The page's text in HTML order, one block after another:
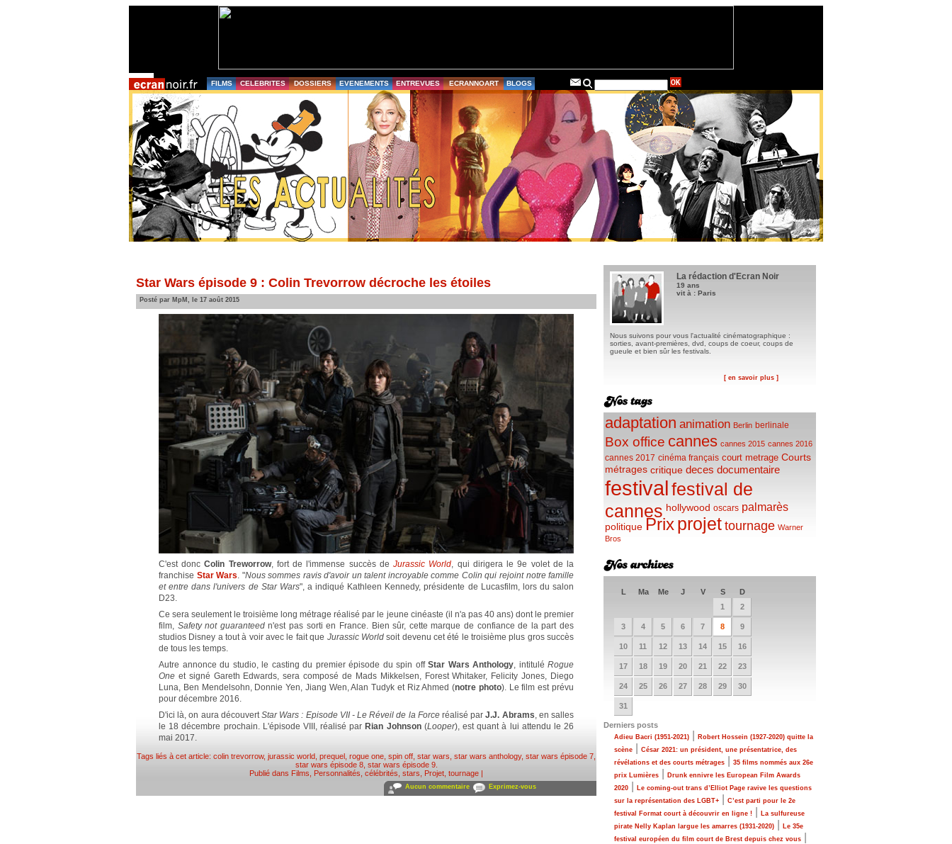
FILMS CELEBRITES DOSSIERS EVENEMENTS ENTREVUES ECRANNOART BLOGS
Star Wars épisode 9 : Colin Trevorrow décroche les étoiles
Posté par MpM, le 17 août 2015
C'est doncColin Treworrow, fort de l'immense succès deJurassic World, qui dirigera le 9e volet de la
franchise Star Wars. "Nous sommes ravis d'avoir un talent incroyable comme Colin qui rejoint notre famille
et entre dans l'univers de Star Wars", a indiqué Kathleen Kennedy, présidente de Lucasfilm, lors du salon
D23.
Ce sera seulement le troisième long métrage réalisé par le jeune cinéaste (il n'a pas 40 ans) dont le premier
film, Safety not guaranteedn'est pas sorti en France. Bien sûr, cette marque de confiance de la part des
studios Disney a tout à voir avec le fait que Jurassic Worldsoit devenu cet été le troisième plus gros succès
de tous les temps.
Autre annonce du studio, le casting du premier épisode du spin off Star Wars Anthology, intitulé Rogue
One et signé Gareth Edwards, sera composé de Mads Mikkelsen, Forest Whitaker, Felicity Jones, Diego
Luna, Ben Mendelsohn, Donnie Yen, Jiang Wen, Alan Tudyk et Riz Ahmed (notre photo). Le film est prévu
pour décembre 2016.
D'ici là, on aura découvertStar Wars : Episode VII - Le Réveil de la Forceréalisé parJ.J. Abrams, en salles
le 18 décembre prochain. L'épisode VIII, réalisé par Rian Johnson(Looper), est quant à lui attendu le 26
mai 2017.
Tags liés à cet article: colin trevorrow, jurassic world prequel rogue one spin off star wars star wars anthology, star wars épisode 7
star wars épisode 8, star wars épisode 9.
Publié dans Films Personnalités, célébrités, stars Projet, tournage |
Aucun commentaire Exprimez-vous
La rédaction d'Ecran Noir
19 ans
vit à : Paris
Nous suivons pour vous l'actualité cinématographique :
sorties, avant-premières, dvd, coups de coeur, coups de
gueule et bien sûr les festivals.
[ en savoir plus ]
adaptation animation Berlin berlinale
Box office cannes cannes 2015 cannes 2016
cannes 2017 cinéma français court metrage Courts
métrages critique deces documentaire
festivalfestival de
cannes hollywood oscars palmarès
politique Prixprojet tournage Warner
Bros
L Ma Me J V S
D
1
2
3 4 5 6 7 8 9
10 11 12 13 14 15 16
17 18 19 20 21 22 23
24 25 26 27 28 29 30
31
Derniers posts
Adieu Bacri (1951-2021)
Robert Hossein (1927-2020) quitte la
scène
César 2021: un président, une présentatrice, des
révélations et des courts métrages
35 films nommés aux 26e
prix Lumières
Drunk ennivre les European Film Awards
2020
Le coming-out trans d’Elliot Page ravive les questions
sur la représentation des LGBT+
C’est parti pour le 2e
festival Format court à découvrir en ligne !
La sulfureuse
pirate Nelly Kaplan largue les amarres (1931-2020)
Le 35e
festival européen du film court de Brest depuis chez vous